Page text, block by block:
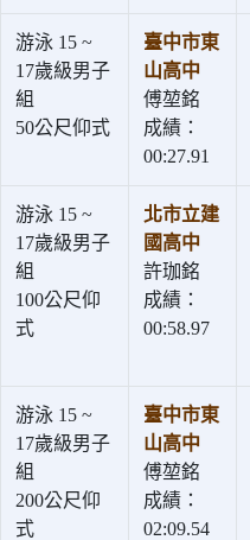
游泳 15 ~
17歲級男子
組
50公尺仰式
臺中市東
山高中
傅堃銘
成績：
00:27.91
游泳 15 ~
17歲級男子
組
100公尺仰
式
北市立建
國高中
許珈銘
成績：
00:58.97
游泳 15 ~
17歲級男子
組
200公尺仰
式
臺中市東
山高中
傅堃銘
成績：
02:09.54